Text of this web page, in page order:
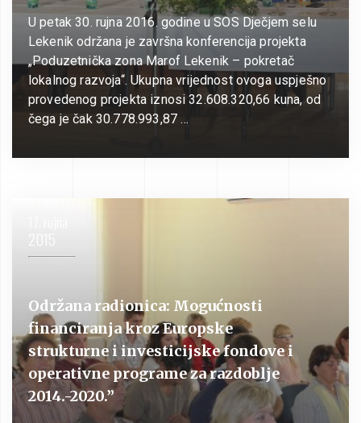
U petak 30. rujna 2016. godine u SOS Dječjem selu
Lekenik održana je završna konferencija projekta
„Poduzetnička zona Marof Lekenik – pokretač
lokalnog razvoja“. Ukupna vrijednost ovoga uspješno
provedenog projekta iznosi 32.608.320,66 kuna, od
čega je čak 30.778.993,87 …
2015
Održana radionica: Mogućnosti
financiranja kroz Europske
strukturne i investicijske fondove i
operativne programe za razdoblje
2014.-2020.”